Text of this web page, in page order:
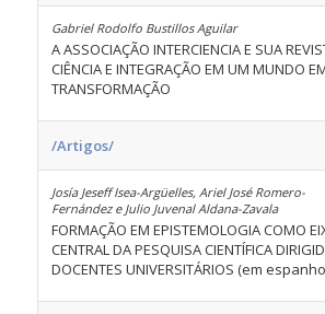
Gabriel Rodolfo Bustillos Aguilar
A ASSOCIAÇÃO INTERCIENCIA E SUA
CIÊNCIA E INTEGRAÇÃO EM UM MUNDO
TRANSFORMAÇÃO
/Artigos/
Josía Jeseff Isea-Argüelles, Ariel José Romero-
Fernández e Julio Juvenal Aldana-Zavala
FORMAÇÃO EM EPISTEMOLOGIA COMO
CENTRAL DA PESQUISA CIENTÍFICA
DOCENTES UNIVERSITÁRIOS (em